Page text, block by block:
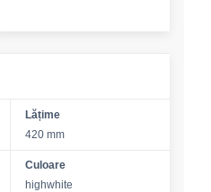
Lățime
420 mm
Culoare
highwhite